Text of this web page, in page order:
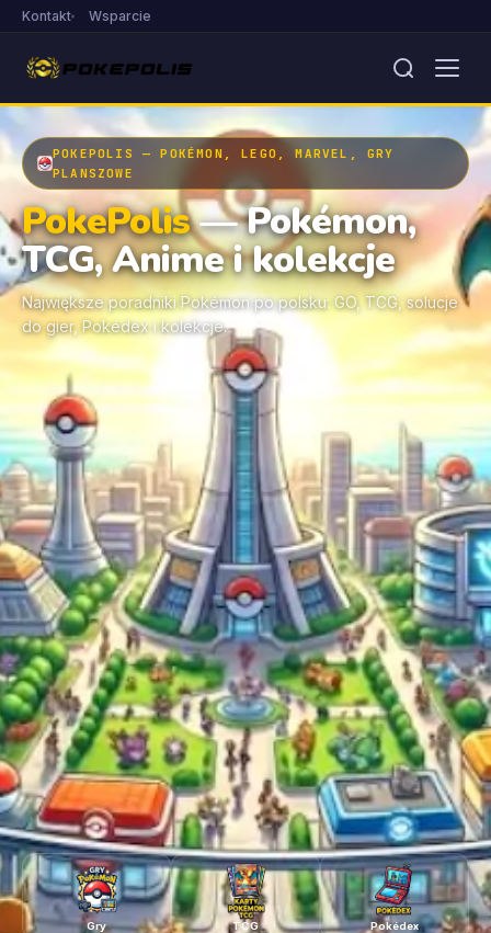
Kontakt Wsparcie
POKEPOLIS — POKÉMON, LEGO, MARVEL, GRY
PLANSZOWE
PokePolis— Pokémon,
TCG, Anime i kolekcje
Największe poradniki Pokémon po polsku: GO, TCG, solucje
do gier, Pokédex i kolekcje.
Gry TCG Pokédex